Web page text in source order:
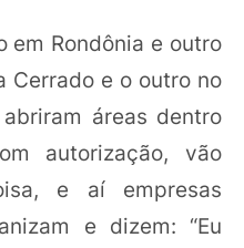
Rondônia e outro
Cerrado e o outro no
áreas dentro
autorização, vão
e aí empresas
e dizem: “Eu